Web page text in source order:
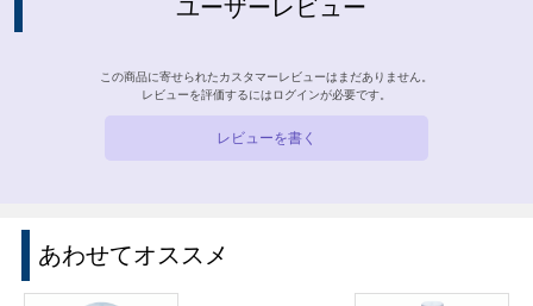
ユーザーレビュー
この商品に寄せられたカスタマーレビューはまだありません。
レビューを評価するには ログインが必要です。
レビューを書く
あわせてオススメ